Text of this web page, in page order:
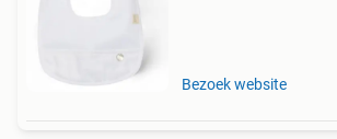
Bezoek website